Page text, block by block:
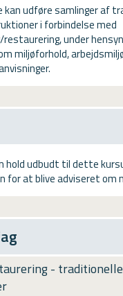
kan udføre samlinger af
i forbindelse med
restaurering, under
miljøforhold,
hold udbudt til dette
for at blive adviseret om
- traditionelle